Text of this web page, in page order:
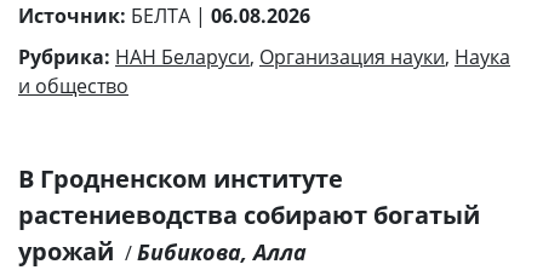
Источник: БЕЛТА | 06.08.2026
Рубрика: НАН Беларуси, Организация науки, Наука
и общество
В Гродненском институте
растениеводства собирают богатый
урожай /Бибикова, Алла